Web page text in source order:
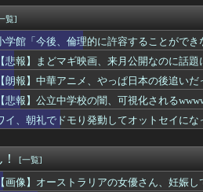
領セウタに殺到した不法移民に物資を支給
「下北沢って海外でも有名？」→ 中国人
の頃に出会ったJSと大人になってから再会
」が「ドコモの銀行」に変わってうん
らヒドすぎたwww
ンさん「VIVANT（ヴィヴァント）」
こ氏、さすがに怒張してまうwwwwww
ん「あたしってセフレだったの？？」
かいう1回でもセックスしたらちょろい生
ら全員ぶっ殺しに行ってやる」電話でナ
仙台育英のチアがレベルが高いと話題に
トルくらい搾り取ってきそうなミクさん、
覧]
学館「今後、倫理的に許容することができ
【悲報】まどマギ映画、来月公開なのに話
【朗報】中華アニメ、やっぱ日本の後追いだ
【悲報】公立中学校の闇、可視化される
イ、朝礼でドモり発動してオットセイにな
[一覧]
【画像】オーストラリアの女優さん、妊娠